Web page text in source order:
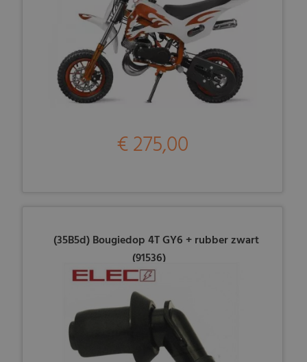
€ 275,00
(35B5d) Bougiedop 4T GY6 + rubber zwart
(91536)